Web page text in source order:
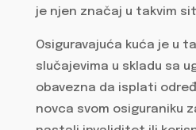
je njen značaj u takvim
Osiguravajuća kuća je u
slučajevima u skladu sa
obavezna da isplati
novca svom osiguraniku